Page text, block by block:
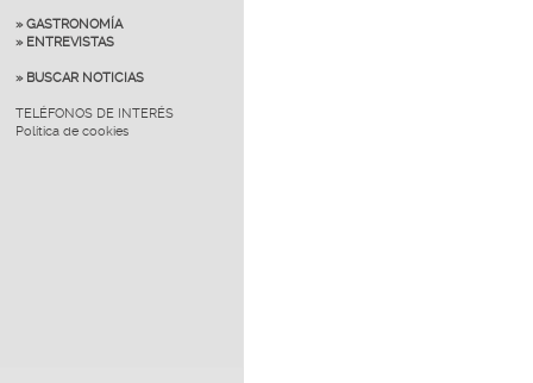
» GASTRONOMÍA
» ENTREVISTAS
» BUSCAR NOTICIAS
TELÉFONOS DE INTERÉS
Política de cookies